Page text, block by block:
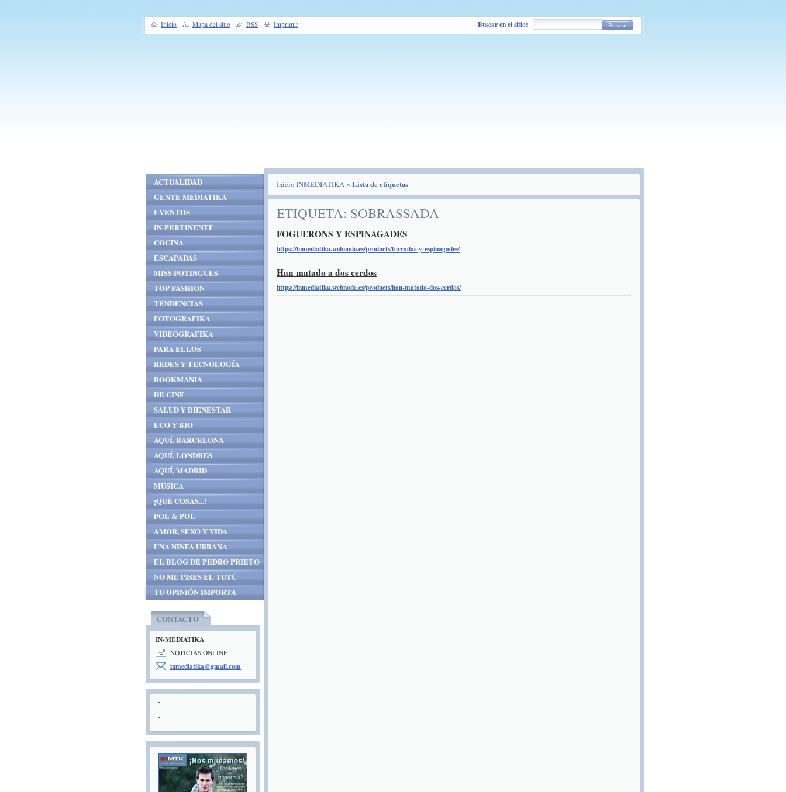
Inicio INMEDIATIKA> Lista de etiquetas
ETIQUETA: SOBRASSADA
FOGUERONS Y ESPINAGADES
https://inmediatika.webnode.es/products/torradas-y-espinagades/
Han matado a dos cerdos
https://inmediatika.webnode.es/products/han-matado-dos-cerdos/
ACTUALIDAD
GENTE MEDIATIKA
EVENTOS
IN-PERTINENTE
COCINA
ESCAPADAS
MISS POTINGUES
TOP FASHION
TENDENCIAS
FOTOGRAFIKA
VIDEOGRAFIKA
PARA ELLOS
REDES Y TECNOLOGÍA
BOOKMANIA
DE CINE
SALUD Y BIENESTAR
ECO Y BIO
AQUÍ, BARCELONA
AQUÍ, LONDRES
AQUÍ, MADRID
MÚSICA
¡QUÉ COSAS...!
POL & POL
AMOR, SEXO Y VIDA
UNA NINFA URBANA
EL BLOG DE PEDRO PRIETO
NO ME PISES EL TUTÚ
TU OPINIÓN IMPORTA
CONTACTO
IN-MEDIATIKA
NOTICIAS ONLINE
inmediatika@gmail.com
Inicio Mapa del sitio RSS Imprimir Buscar en el sitio: Buscar